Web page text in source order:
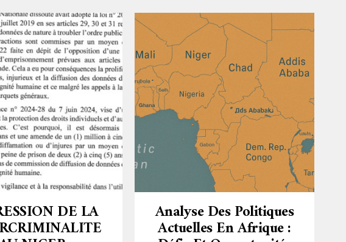
DE LA Analyse Des Politiques
Actuelles En Afrique :